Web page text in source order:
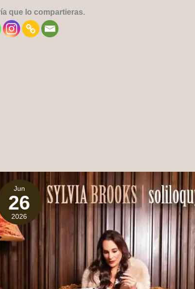
que lo compartieras.
Jun
26
2026